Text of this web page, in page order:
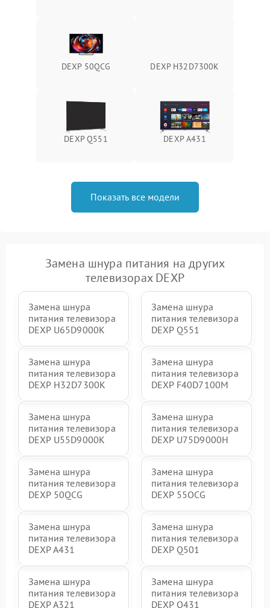
DEXP 50QCG DEXP H32D7300K
DEXP Q551 DEXP A431
Показать все модели
Замена шнура питания на других
телевизорах DEXP
Замена шнура
питания телевизора
DEXP U65D9000K
Замена шнура
питания телевизора
DEXP Q551
Замена шнура
питания телевизора
DEXP H32D7300K
Замена шнура
питания телевизора
DEXP F40D7100M
Замена шнура
питания телевизора
DEXP U55D9000K
Замена шнура
питания телевизора
DEXP U75D9000H
Замена шнура
питания телевизора
DEXP 50QCG
Замена шнура
питания телевизора
DEXP 55OCG
Замена шнура
питания телевизора
DEXP A431
Замена шнура
питания телевизора
DEXP Q501
Замена шнура
питания телевизора
DEXP A321
Замена шнура
питания телевизора
DEXP Q431